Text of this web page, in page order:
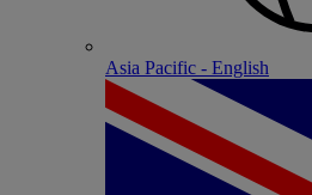
Asia Pacific - English